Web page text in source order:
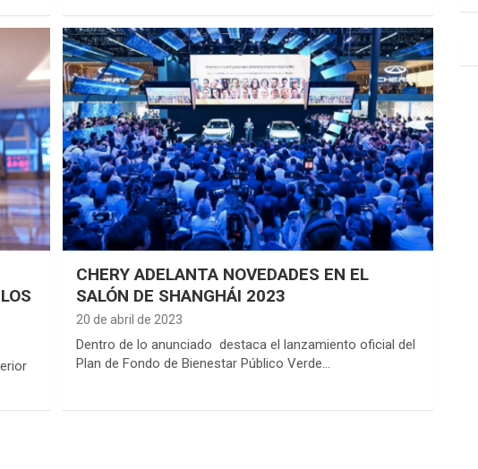
CHERY ADELANTA NOVEDADES EN EL
SALÓN DE SHANGHÁI 2023
20 de abril de 2023
Dentro de lo anunciado destaca el lanzamiento oficial del
Plan de Fondo de Bienestar Público Verde…